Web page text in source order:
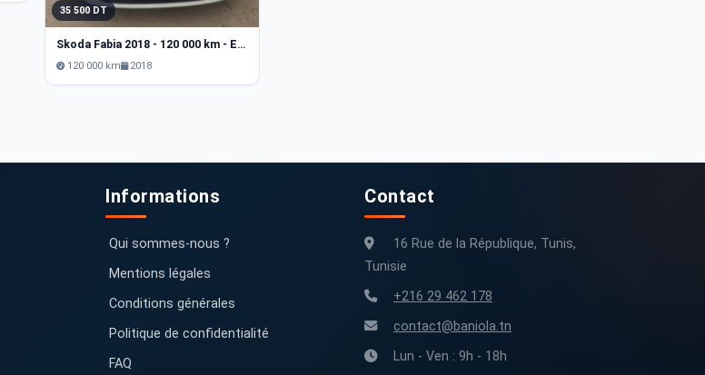
35 500 DT
Skoda Fabia 2018 - 120 000 km - Essence
120 000 km 2018
Informations
Qui sommes-nous ?
Mentions légales
Conditions générales
Politique de confidentialité
FAQ
Contact
16 Rue de la République, Tunis,
Tunisie
+216 29 462 178
contact@baniola.tn
Lun - Ven : 9h - 18h